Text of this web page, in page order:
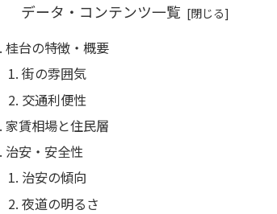
データ・コンテンツ一覧
桂台の特徴・概要
街の雰囲気
交通利便性
家賃相場と住民層
治安・安全性
治安の傾向
夜道の明るさ